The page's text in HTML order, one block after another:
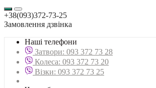
+38(093)372-73-25
Замовлення дзвінка
Наші телефони
Затвори: 093 372 73 28
Колеса: 093 372 73 20
Візки: 093 372 73 25